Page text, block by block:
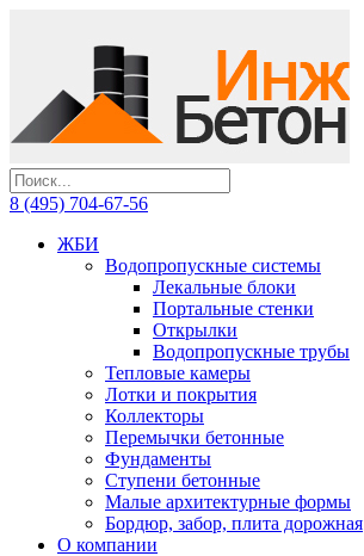
8 (495) 704-67-56
ЖБИ
Водопропускные системы
Лекальные блоки
Портальные стенки
Открылки
Водопропускные трубы
Тепловые камеры
Лотки и покрытия
Коллекторы
Перемычки бетонные
Фундаменты
Ступени бетонные
Малые архитектурные формы
Бордюр, забор, плита дорожная
О компании